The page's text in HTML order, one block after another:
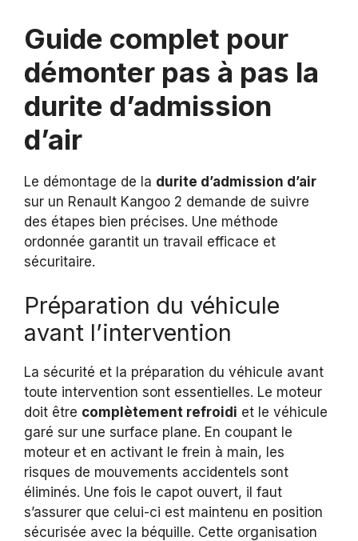
Guide complet pour
démonter pas à pas la
durite d’admission
d’air
Le démontage de la durite d’admission d’air
sur un Renault Kangoo 2 demande de suivre
des étapes bien précises. Une méthode
ordonnée garantit un travail efficace et
sécuritaire.
Préparation du véhicule
avant l’intervention
La sécurité et la préparation du véhicule avant
toute intervention sont essentielles. Le moteur
doit être complètement refroidi et le véhicule
garé sur une surface plane. En coupant le
moteur et en activant le frein à main, les
risques de mouvements accidentels sont
éliminés. Une fois le capot ouvert, il faut
s’assurer que celui-ci est maintenu en position
sécurisée avec la béquille. Cette organisation